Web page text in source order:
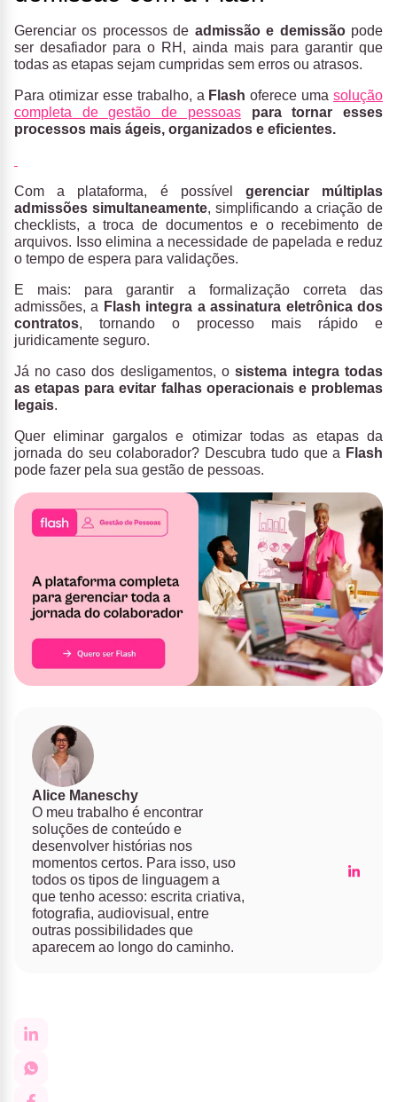
Gerenciar os processos de admissão e demissãopode
ser desafiador para o RH, ainda mais para garantir que
todas as etapas sejam cumpridas sem erros ou atrasos.
Para otimizar esse trabalho, a Flash oferece uma solução
completa de gestão de pessoaspara tornar esses
processos mais ágeis, organizados e eficientes.
Com a plataforma, é possível gerenciar múltiplas
admissões simultaneamente, simplificando a criação de
checklists, a troca de documentos e o recebimento de
arquivos. Isso elimina a necessidade de papelada e reduz
o tempo de espera para validações.
E mais: para garantir a formalização correta das
admissões, a Flash integra a assinatura eletrônica dos
contratos, tornando o processo mais rápido e
juridicamente seguro.
Já no caso dos desligamentos, o sistema integra todas
as etapas para evitar falhas operacionais e problemas
legais.
Quer eliminar gargalos e otimizar todas as etapas da
jornada do seu colaborador? Descubra tudo que a Flash
pode fazer pela sua gestão de pessoas.
Alice Maneschy
O meu trabalho é encontrar
soluções de conteúdo e
desenvolver histórias nos
momentos certos. Para isso, uso
todos os tipos de linguagem a
que tenho acesso: escrita criativa,
fotografia, audiovisual, entre
outras possibilidades que
aparecem ao longo do caminho.